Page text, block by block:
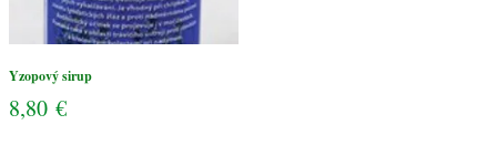
Yzopový sirup
8,80 €